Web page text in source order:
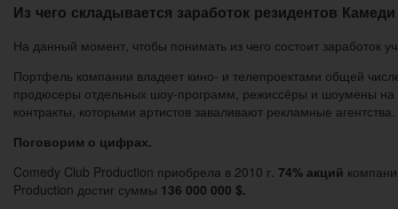
Из чего складывается заработок резидентов
На данный момент, чтобы понимать из чего состоит заработок
Портфель компании владеет кино- и телепроектами общей
продюсеры отдельных шоу-программ, режиссёры и шоумены на
контракты, которыми артистов заваливают рекламные агентства.
Поговорим о цифрах.
Comedy Club Production приобрела в 2010 г. 74% акций
Production достиг суммы 136 000 000 $.